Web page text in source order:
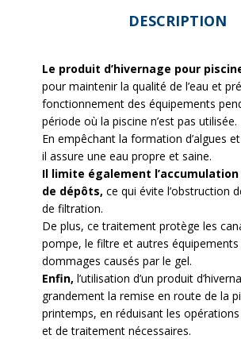
DESCRIPTION
Le produit d’hivernage pour
pour maintenir la qualité de l’eau et
fonctionnement des équipements
période où la piscine n’est pas utilisée.
En empêchant la formation d’algues
il assure une eau propre et saine.
Il limite également
de dépôts, ce qui évite l’obstruction
de filtration.
De plus, ce traitement protège les
pompe, le filtre et autres
dommages causés par le gel.
Enfin, l’utilisation d’un produit
grandement la remise en route de la
printemps, en réduisant les
et de traitement nécessaires.